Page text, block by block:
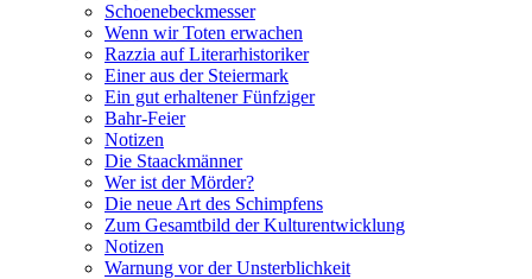
Schoenebeckmesser
Wenn wir Toten erwachen
Razzia auf Literarhistoriker
Einer aus der Steiermark
Ein gut erhaltener Fünfziger
Bahr-Feier
Notizen
Die Staackmänner
Wer ist der Mörder?
Die neue Art des Schimpfens
Zum Gesamtbild der Kulturentwicklung
Notizen
Warnung vor der Unsterblichkeit